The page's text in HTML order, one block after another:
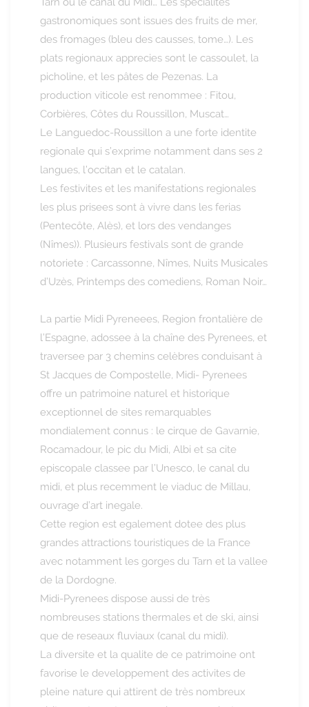
gastronomiques sont issues des fruits de mer,
des fromages (bleu des causses, tome…). Les
plats regionaux apprecies sont le cassoulet, la
picholine, et les pâtes de Pezenas. La
production viticole est renommee : Fitou,
Corbières, Côtes du Roussillon, Muscat…
Le Languedoc-Roussillon a une forte identite
regionale qui s’exprime notamment dans ses 2
langues, l’occitan et le catalan.
Les festivites et les manifestations regionales
les plus prisees sont à vivre dans les ferias
(Pentecôte, Alès), et lors des vendanges
(Nîmes)). Plusieurs festivals sont de grande
notoriete : Carcassonne, Nîmes, Nuits Musicales
d’Uzès, Printemps des comediens, Roman Noir…
La partie Midi Pyreneees, Region frontalière de
l’Espagne, adossee à la chaîne des Pyrenees, et
traversee par 3 chemins celèbres conduisant à
St Jacques de Compostelle, Midi- Pyrenees
offre un patrimoine naturel et historique
exceptionnel de sites remarquables
mondialement connus : le cirque de Gavarnie,
Rocamadour, le pic du Midi, Albi et sa cite
episcopale classee par l’Unesco, le canal du
midi, et plus recemment le viaduc de Millau,
ouvrage d’art inegale.
Cette region est egalement dotee des plus
grandes attractions touristiques de la France
avec notamment les gorges du Tarn et la vallee
de la Dordogne.
Midi-Pyrenees dispose aussi de très
nombreuses stations thermales et de ski, ainsi
que de reseaux fluviaux (canal du midi).
La diversite et la qualite de ce patrimoine ont
favorise le developpement des activites de
pleine nature qui attirent de très nombreux